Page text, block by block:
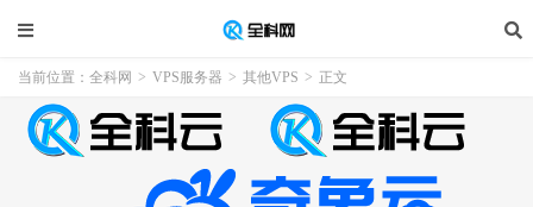
当前位置： 全科网 > VPS服务器 > 其他VPS > 正文